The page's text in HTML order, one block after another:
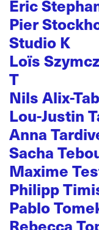
Eric
Pier
Studio K
Loïs
T
Nils Alix-
Lou-Justin
Anna
Sacha
Maxime
Philipp
Pablo
Rebecca